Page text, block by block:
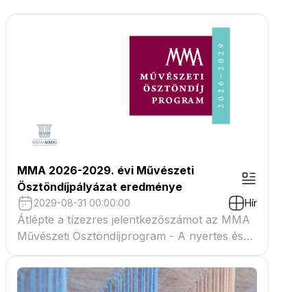
MMA 2026-2029. évi Művészeti
Ösztöndíjpályázat eredménye
2029-08-31 00:00:00 Hír
Átlépte a tízezres jelentkezőszámot az MMA
Művészeti Ösztöndíjprogram - A nyertes és
tartaléklistás pályázók névsora megtekinthető
a csatolmányban